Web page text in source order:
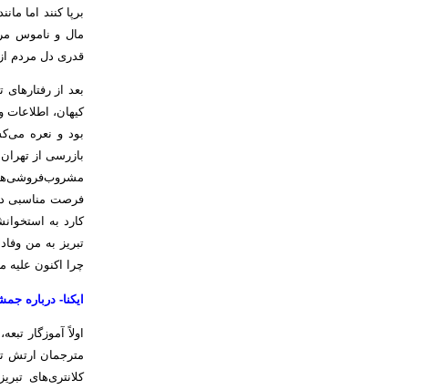
برپا کنند اما
مال و ناموس
قدری دل مردم
بعد از
کیهان،
بود و نعره
بازرسی از
فرصت مناسبی
کارد به
تبریز به من
چرا اکنون علیه
ایکنا- درباره
اولاً آموزگار
مترجمان ارتش
کلانتری‌های